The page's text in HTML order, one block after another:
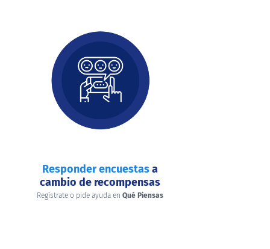
Responder encuestasa
cambio de recompensas
Regístrate o pide ayuda en Qué Piensas